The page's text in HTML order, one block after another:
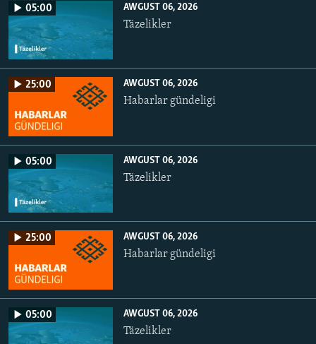
05:00 AWGUST 06, 2026
Täzelikler
25:00 AWGUST 06, 2026
Habarlar gündeligi
05:00 AWGUST 06, 2026
Täzelikler
25:00 AWGUST 06, 2026
Habarlar gündeligi
05:00 AWGUST 06, 2026
Täzelikler